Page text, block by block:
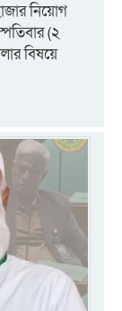
নিয়োগ
(২
বিষয়ে